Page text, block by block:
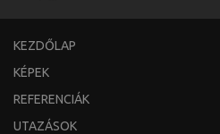
KEZDŐLAP
KÉPEK
REFERENCIÁK
UTAZÁSOK